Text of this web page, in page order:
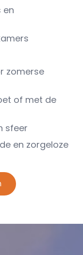
en
zomerse
of met de
sfeer
en zorgeloze